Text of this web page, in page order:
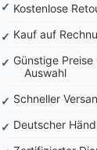
Kostenlose
Kauf auf
Günstige Preise
Auswahl
Schneller
Deutscher